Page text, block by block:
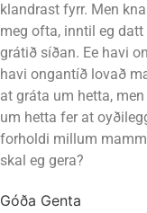
klandrast fyrr. Men
meg ofta, inntil eg
grátið síðan. Ee havi
havi ongantíð lovað
at gráta um hetta,
um hetta fer at
forholdi millum
skal eg gera?
Góða Genta